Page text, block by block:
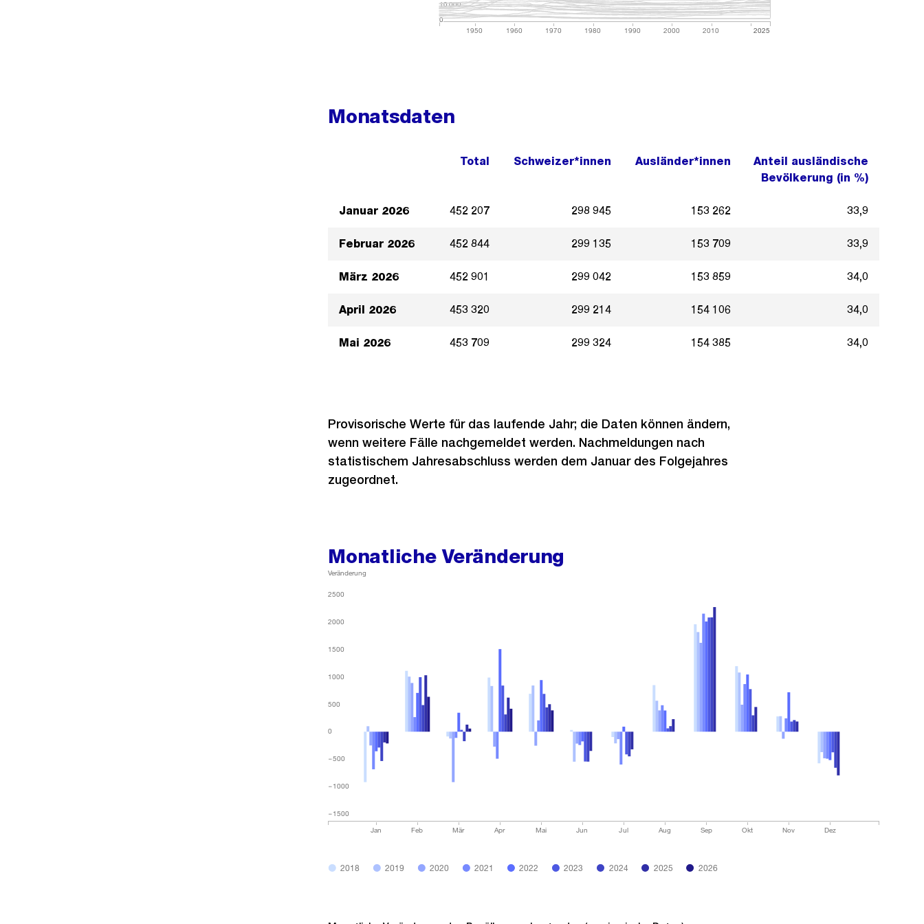
1950 1960 1970 1980 1990 2000 2010 2025
0
0
10 000
10 000
Monatsdaten
Total Schweizer*innen Ausländer*innen
Anteil ausländische
Bevölkerung (in %)
Januar 2026 452 207 298 945 153 262 33,9
Februar 2026 452 844 299 135 153 709 33,9
März 2026 452 901 299 042 153 859 34,0
April 2026 453 320 299 214 154 106 34,0
Mai 2026 453 709 299 324 154 385 34,0
Provisorische Werte für das laufende Jahr; die Daten können ändern,
wenn weitere Fälle nachgemeldet werden. Nachmeldungen nach
statistischem Jahresabschluss werden dem Januar des Folgejahres
zugeordnet.
Monatliche Veränderung
Jan Feb Mär Apr Mai Jun Jul Aug Sep Okt Nov Dez
−1500
−1500
−1000
−1000
−500
−500
0
0
500
500
1000
1000
1500
1500
2000
2000
2500
2500
Veränderung
2018 2019 2020 2021 2022 2023 2024 2025 2026